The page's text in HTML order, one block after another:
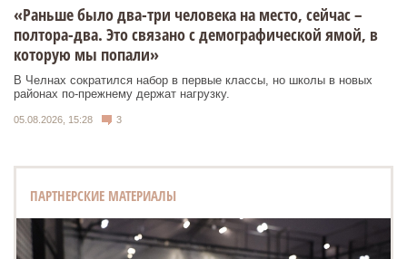
«Раньше было два-три человека на место, сейчас –
полтора-два. Это связано с демографической ямой, в
которую мы попали»
В Челнах сократился набор в первые классы, но школы в новых
районах по-прежнему держат нагрузку.
05.08.2026, 15:28 3
ПАРТНЕРСКИЕ МАТЕРИАЛЫ